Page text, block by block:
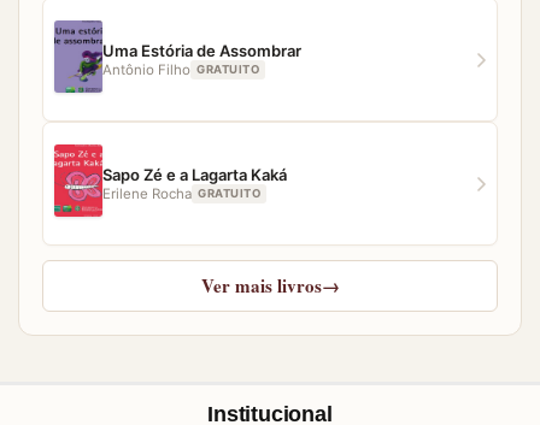
Uma Estória de Assombrar
Antônio Filho GRATUITO
Sapo Zé e a Lagarta Kaká
Erilene Rocha GRATUITO
Ver mais livros→
Institucional